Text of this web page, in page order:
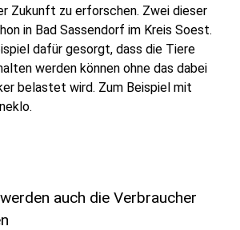
Zukunft zu erforschen. Zwei dieser
in Bad Sassendorf im Kreis Soest.
dafür gesorgt, dass die Tiere
werden können ohne das dabei
belastet wird. Zum Beispiel mit
auch die Verbraucher